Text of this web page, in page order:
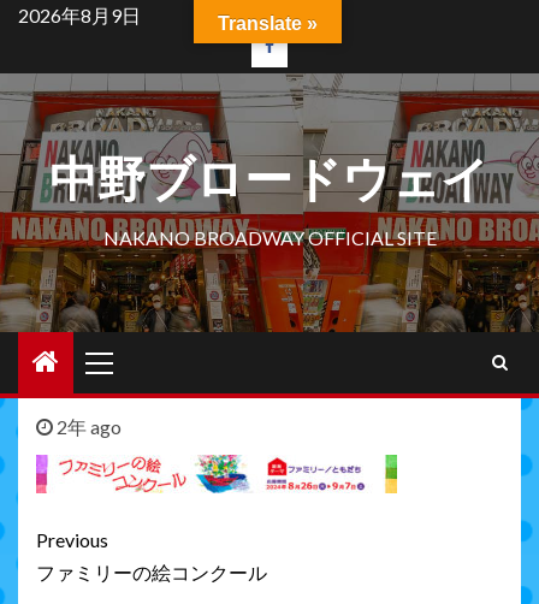
Skip
content
2026年8月9日
facebook
中野ブロードウェイ
NAKANO BROADWAY OFFICIAL SITE
Menu
2年 ago
Continue
Reading
Previous
ファミリーの絵コンクール
Translate »